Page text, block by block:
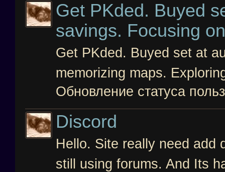
Get PKded. Buyed
savings. Focusing
Get PKded. Buyed set at
memorizing maps.
Обновление статуса
Discord
Hello. Site really need add
still using forums. And Its